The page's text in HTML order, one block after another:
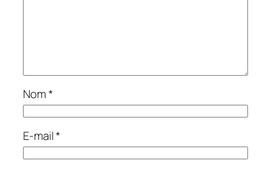
Nom*
E-mail*